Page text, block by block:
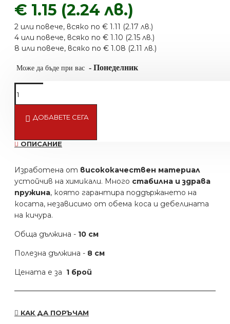
€ 1.15 (2.24 лв.)
2 или повече, всяко по € 1.11 (2.17 лв.)
4 или повече, всяко по € 1.10 (2.15 лв.)
8 или повече, всяко по € 1.08 (2.11 лв.)
Може да бъде при вас - Понеделник
ДОБАВЕТЕ СЕГА
ОПИСАНИЕ
Изработена от висококачествен материал
устойчив на химикали. Много стабилна и здрава
пружина, която гарантира поддържането на
косата, независимо от обема коса и дебелината
на кичура.
Обща дължина - 10 см
Полезна дължина - 8 см
Цената е за 1 брой
КАК ДА ПОРЪЧАМ